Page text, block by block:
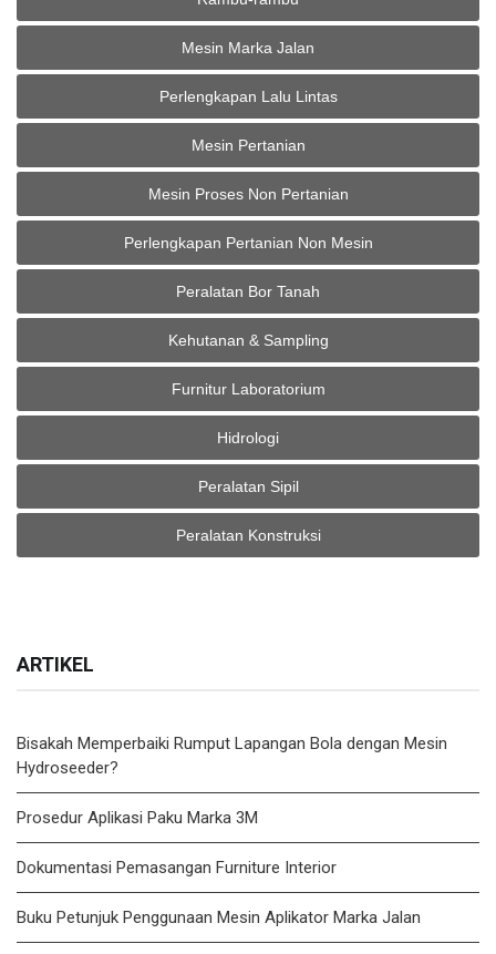
Mesin Marka Jalan
Perlengkapan Lalu Lintas
Mesin Pertanian
Mesin Proses Non Pertanian
Perlengkapan Pertanian Non Mesin
Peralatan Bor Tanah
Kehutanan & Sampling
Furnitur Laboratorium
Hidrologi
Peralatan Sipil
Peralatan Konstruksi
ARTIKEL
Bisakah Memperbaiki Rumput Lapangan Bola dengan Mesin
Hydroseeder?
Prosedur Aplikasi Paku Marka 3M
Dokumentasi Pemasangan Furniture Interior
Buku Petunjuk Penggunaan Mesin Aplikator Marka Jalan